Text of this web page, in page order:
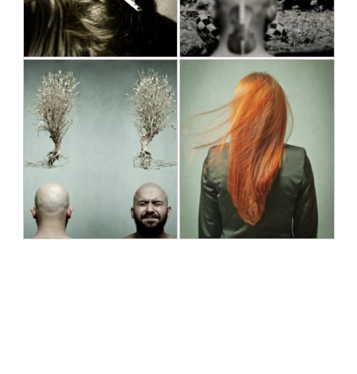
بدون عنوان
علی محمد سبوکی
1391/07/22
آزاد
بدون عنوان
علی محمد سبوکی